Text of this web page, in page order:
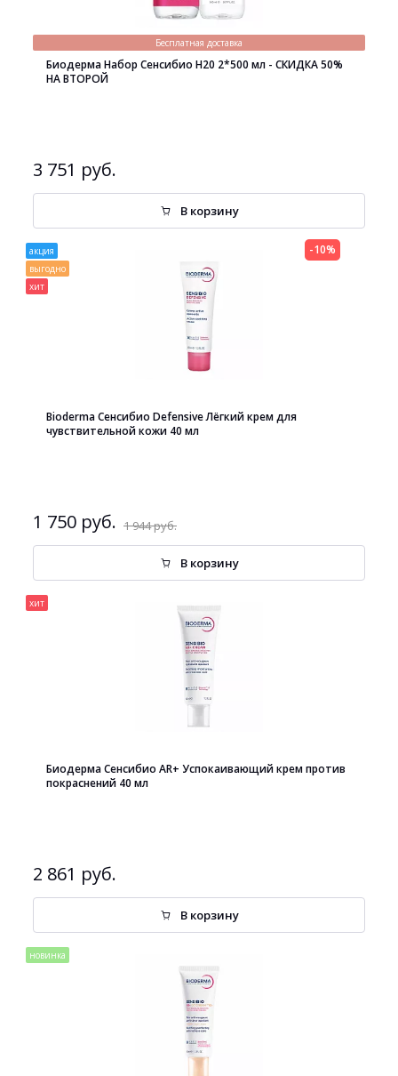
Бесплатная доставка
Биодерма Набор Сенсибио H20 2*500 мл - СКИДКА 50%
НА ВТОРОЙ
3 751 руб.
В корзину
акция
выгодно
хит
Bioderma Сенсибио Defensive Лёгкий крем для
чувствительной кожи 40 мл
1 750 руб. 1 944 руб.
-10%
В корзину
хит
Биодерма Сенсибио AR+ Успокаивающий крем против
покраснений 40 мл
2 861 руб.
В корзину
новинка